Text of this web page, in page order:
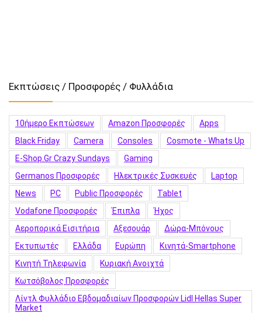
Εκπτώσεις / Προσφορές / Φυλλάδια
10ήμερο Εκπτώσεων Amazon Προσφορές
Apps
Black Friday
Camera Consoles
Cosmote - Whats Up
E-Shop.gr Crazy Sundays
Gaming
Germanos Προσφορές
Hλεκτρικές Συσκευές
Laptop
News
PC Public Προσφορές
Tablet
Vodafone Προσφορές
Έπιπλα
Ήχος
Αεροπορικά Εισιτήρια
Αξεσουάρ
Δώρα-Μπόνους
Εκτυπωτές
Ελλάδα Ευρώπη
Κινητά-Smartphone
Κινητή Τηλεφωνία
Κυριακή Ανοιχτά
Κωτσόβολος Προσφορές
Λίντλ Φυλλάδιο Εβδομαδιαίων Προσφορών Lidl Hellas Super
Market